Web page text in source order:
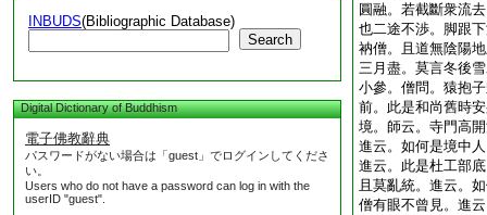
INBUDS(Bibliographic Database)
Search
Digital Dictionary of Buddhism
電子佛教辭典
パスワードがない場合は「guest」でログインしてくださ
い。
Users who do not have a password can log in with the
userID "guest".
圓融。若截斷衆流
也二途不渉。脚跟
衲僧。且道無陰陽
三月盡。莫言冬後
小參。僧問。猿抱
前。此是和尚舊時
境。師云。寺門高
進云。如何是境中
進云。此是杜工部
且莫亂統。進云。
僧有眼不曾見。進